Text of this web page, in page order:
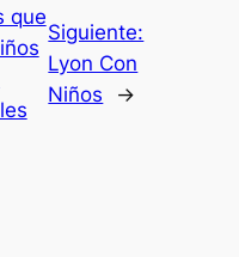
que
Siguiente:
Lyon Con
Niños
→